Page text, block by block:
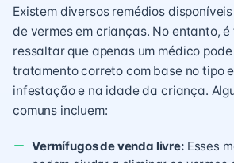
Existem diversos remédios
de vermes em crianças. No entanto,
ressaltar que apenas um médico
tratamento correto com base no tipo
infestação e na idade da criança.
comuns incluem:
Vermífugos de venda livre:Esses